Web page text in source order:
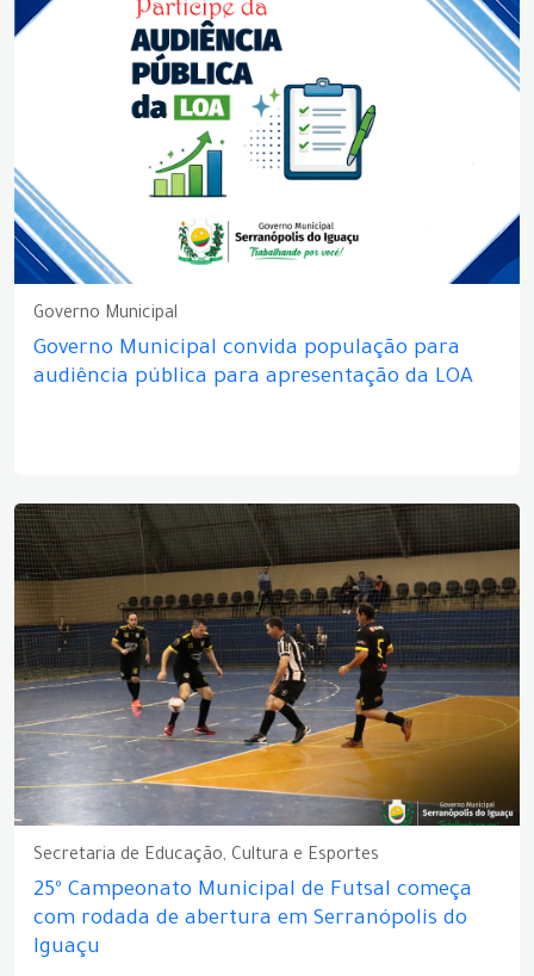
Governo Municipal
Governo Municipal convida população para
audiência pública para apresentação da LOA
Secretaria de Educação, Cultura e Esportes
25º Campeonato Municipal de Futsal começa
com rodada de abertura em Serranópolis do
Iguaçu